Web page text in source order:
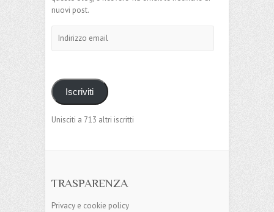
nuovi post.
email
Iscriviti
Unisciti a 713 altri iscritti
TRASPARENZA
Privacy e cookie policy